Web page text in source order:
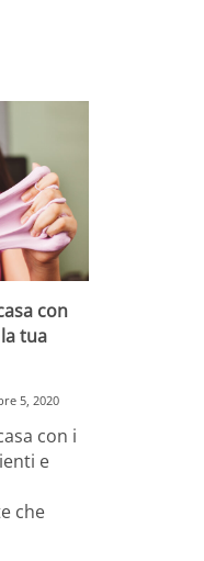
con
tua
5, 2020
con i
e
che